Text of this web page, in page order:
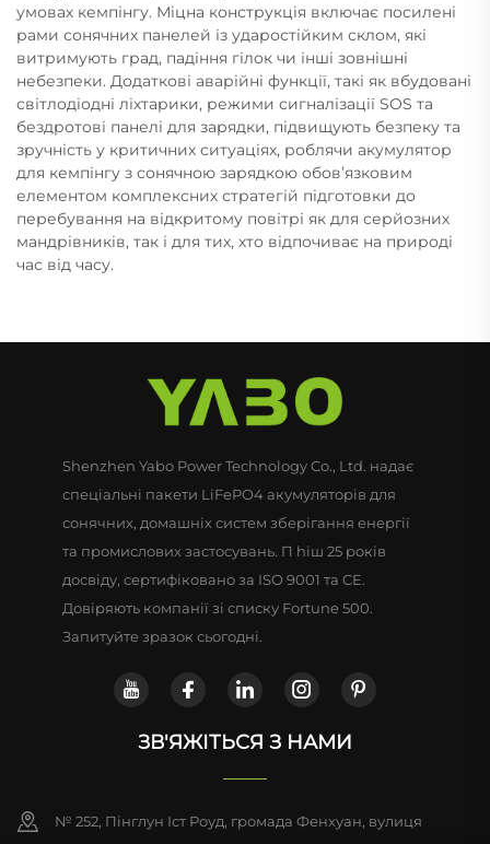
умовах кемпінгу. Міцна конструкція включає посилені
рами сонячних панелей із ударостійким склом, які
витримують град, падіння гілок чи інші зовнішні
небезпеки. Додаткові аварійні функції, такі як вбудовані
світлодіодні ліхтарики, режими сигналізації SOS та
бездротові панелі для зарядки, підвищують безпеку та
зручність у критичних ситуаціях, роблячи акумулятор
для кемпінгу з сонячною зарядкою обов’язковим
елементом комплексних стратегій підготовки до
перебування на відкритому повітрі як для серйозних
мандрівників, так і для тих, хто відпочиває на природі
час від часу.
Shenzhen Yabo Power Technology Co., Ltd. надає
спеціальні пакети LiFePO4 акумуляторів для
сонячних, домашніх систем зберігання енергії
та промислових застосувань. П hiш 25 років
досвіду, сертифіковано за ISO 9001 та CE.
Довіряють компанії зі списку Fortune 500.
Запитуйте зразок сьогодні.
ЗВ'ЯЖІТЬСЯ З НАМИ
№ 252, Пінглун Іст Роуд, громада Фенхуан, вулиця